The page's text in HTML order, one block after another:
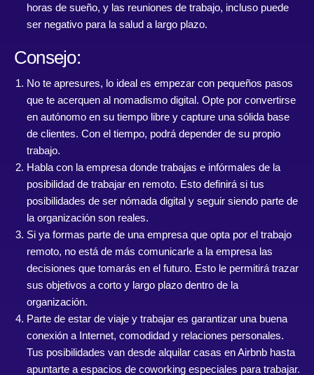
horas de sueño, y las reuniones de trabajo, incluso puede
ser negativo para la salud a largo plazo.
Consejo:
No te apresures, lo ideal es empezar con pequeños pasos
que te acerquen al nomadismo digital. Opte por convertirse
en autónomo en su tiempo libre y capture una sólida base
de clientes. Con el tiempo, podrá depender de su propio
trabajo.
Habla con la empresa donde trabajas e infórmales de la
posibilidad de trabajar en remoto. Esto definirá si tus
posibilidades de ser nómada digital y seguir siendo parte de
la organización son reales.
Si ya formas parte de una empresa que opta por el trabajo
remoto, no está de más comunicarle a la empresa las
decisiones que tomarás en el futuro. Esto le permitirá trazar
sus objetivos a corto y largo plazo dentro de la
organización.
Parte de estar de viaje y trabajar es garantizar una buena
conexión a Internet, comodidad y relaciones personales.
Tus posibilidades van desde alquilar casas en Airbnb hasta
apuntarte a espacios de coworking especiales para trabajar.